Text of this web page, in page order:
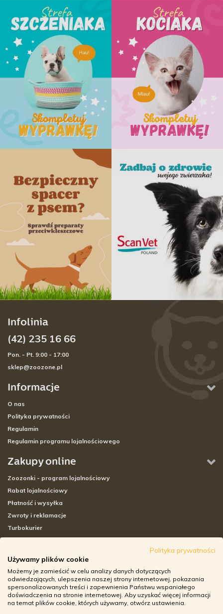
Informacje
O nas
Polityka prywatności
Regulamin
Regulamin programu lojalnościowego
Zakupy online
Zoozonki - program lojalnościowy
Rabat lojalnościowy
Płatność i wysyłka
Zwroty i reklamacje
Turbokurier
Adresy sklepów stacjonarnych
Godziny otwarcia sklepów
Aplikacja zoozone.pl
Zwroty i reklamacje
Infolinia
(42) 235 16 66
Pon. - Pt. 9:00 - 17:00
sklep@zoozone.pl
Polityka prywatności
Używamy plików cookie
Możemy je zamieścić w celu analizy danych dotyczących
odwiedzających, ulepszenia naszej strony internetowej, pokazania
spersonalizowanych treści i zapewnienia Państwu wspaniałego
doświadczenia na stronie internetowej. Aby uzyskać więcej informacji
na temat plików cookie, których używamy, otwórz ustawienia.